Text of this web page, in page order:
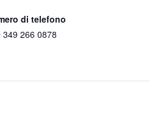
di telefono
349 266 0878